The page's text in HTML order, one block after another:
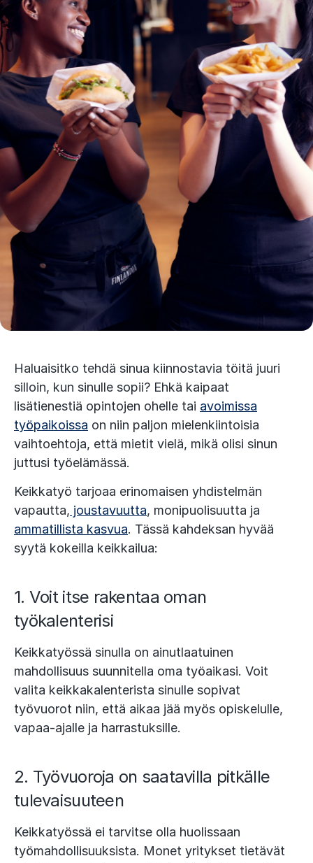
Haluaisitko tehdä sinua kiinnostavia töitä juuri
silloin, kun sinulle sopii? Ehkä kaipaat
lisätienestiä opintojen ohelle tai avoimissa
työpaikoissa on niin paljon mielenkiintoisia
vaihtoehtoja, että mietit vielä, mikä olisi sinun
juttusi työelämässä.
Keikkatyö tarjoaa erinomaisen yhdistelmän
vapautta, joustavuutta, monipuolisuutta ja
ammatillista kasvua. Tässä kahdeksan hyvää
syytä kokeilla keikkailua:
1. Voit itse rakentaa oman
työkalenterisi
Keikkatyössä sinulla on ainutlaatuinen
mahdollisuus suunnitella oma työaikasi. Voit
valita keikkakalenterista sinulle sopivat
työvuorot niin, että aikaa jää myös opiskelulle,
vapaa-ajalle ja harrastuksille.
2. Työvuoroja on saatavilla pitkälle
tulevaisuuteen
Keikkatyössä ei tarvitse olla huolissaan
työmahdollisuuksista. Monet yritykset tietävät